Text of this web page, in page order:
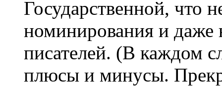
Государственной, что
номинирования и
писателей. (В каждом
плюсы и минусы.